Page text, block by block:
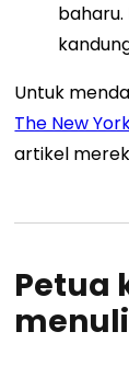
baharu.
Untuk
The New
artikel
Petua